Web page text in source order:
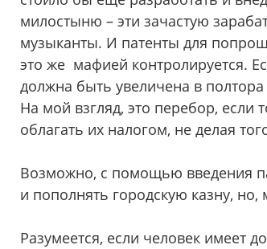
милостыню – эти зачастую
музыканты. И патенты для
это же мафией контролируется.
должна быть увеличена в
На мой взгляд, это перебор, если
облагать их налогом, не делая
Возможно, с помощью введения
и пополнять городскую казну,
Разумеется, если человек имеет